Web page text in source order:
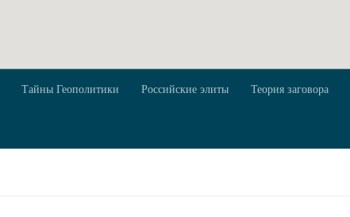
Тайны Геополитики Российские элиты Теория заговора